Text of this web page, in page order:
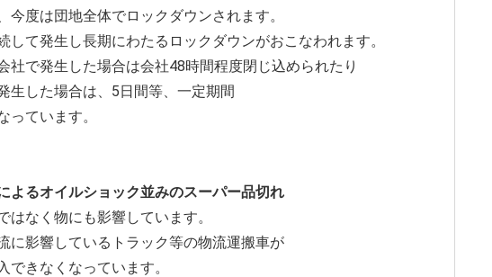
今度は団地全体でロックダウンされます。
して発生し長期にわたるロックダウンがおこなわれます。
社で発生した場合は会社48時間程度閉じ込められたり
生した場合は、5日間等、一定期間
っています。
よるオイルショック並みのスーパー品切れ
はなく物にも影響しています。
に影響しているトラック等の物流運搬車が
できなくなっています。